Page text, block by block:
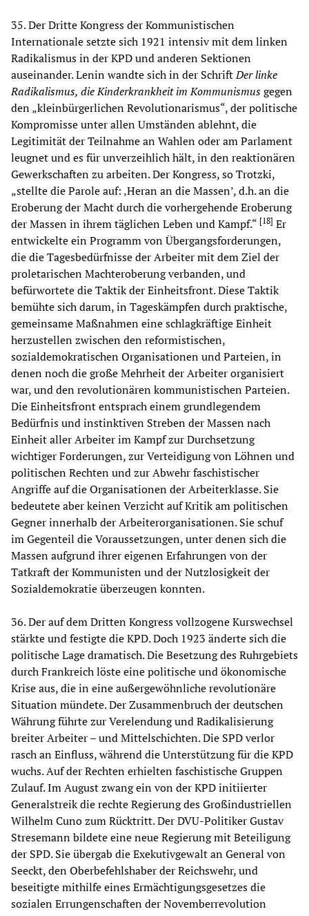
35. Der Dritte Kongress der Kommunistischen
Internationale setzte sich 1921 intensiv mit dem linken
Radikalismus in der KPD und anderen Sektionen
auseinander. Lenin wandte sich in der SchriftDer linke
Radikalismus, die Kinderkrankheit im Kommunismusgegen
den „kleinbürgerlichen Revolutionarismus“, der politische
Kompromisse unter allen Umständen ablehnt, die
Legitimität der Teilnahme an Wahlen oder am Parlament
leugnet und es für unverzeihlich hält, in den reaktionären
Gewerkschaften zu arbeiten. Der Kongress, so Trotzki,
„stellte die Parole auf: ‚Heran an die Massen’, d.h. an die
Eroberung der Macht durch die vorhergehende Eroberung
der Massen in ihrem täglichen Leben und Kampf.“ [18] Er
entwickelte ein Programm von Übergangsforderungen,
die die Tagesbedürfnisse der Arbeiter mit dem Ziel der
proletarischen Machteroberung verbanden, und
befürwortete die Taktik der Einheitsfront. Diese Taktik
bemühte sich darum, in Tageskämpfen durch praktische,
gemeinsame Maßnahmen eine schlagkräftige Einheit
herzustellen zwischen den reformistischen,
sozialdemokratischen Organisationen und Parteien, in
denen noch die große Mehrheit der Arbeiter organisiert
war, und den revolutionären kommunistischen Parteien.
Die Einheitsfront entsprach einem grundlegendem
Bedürfnis und instinktiven Streben der Massen nach
Einheit aller Arbeiter im Kampf zur Durchsetzung
wichtiger Forderungen, zur Verteidigung von Löhnen und
politischen Rechten und zur Abwehr faschistischer
Angriffe auf die Organisationen der Arbeiterklasse. Sie
bedeutete aber keinen Verzicht auf Kritik am politischen
Gegner innerhalb der Arbeiterorganisationen. Sie schuf
im Gegenteil die Voraussetzungen, unter denen sich die
Massen aufgrund ihrer eigenen Erfahrungen von der
Tatkraft der Kommunisten und der Nutzlosigkeit der
Sozialdemokratie überzeugen konnten.
36. Der auf dem Dritten Kongress vollzogene Kurswechsel
stärkte und festigte die KPD. Doch 1923 änderte sich die
politische Lage dramatisch. Die Besetzung des Ruhrgebiets
durch Frankreich löste eine politische und ökonomische
Krise aus, die in eine außergewöhnliche revolutionäre
Situation mündete. Der Zusammenbruch der deutschen
Währung führte zur Verelendung und Radikalisierung
breiter Arbeiter – und Mittelschichten. Die SPD verlor
rasch an Einfluss, während die Unterstützung für die KPD
wuchs. Auf der Rechten erhielten faschistische Gruppen
Zulauf. Im August zwang ein von der KPD initiierter
Generalstreik die rechte Regierung des Großindustriellen
Wilhelm Cuno zum Rücktritt. Der DVU-Politiker Gustav
Stresemann bildete eine neue Regierung mit Beteiligung
der SPD. Sie übergab die Exekutivgewalt an General von
Seeckt, den Oberbefehlshaber der Reichswehr, und
beseitigte mithilfe eines Ermächtigungsgesetzes die
sozialen Errungenschaften der Novemberrevolution